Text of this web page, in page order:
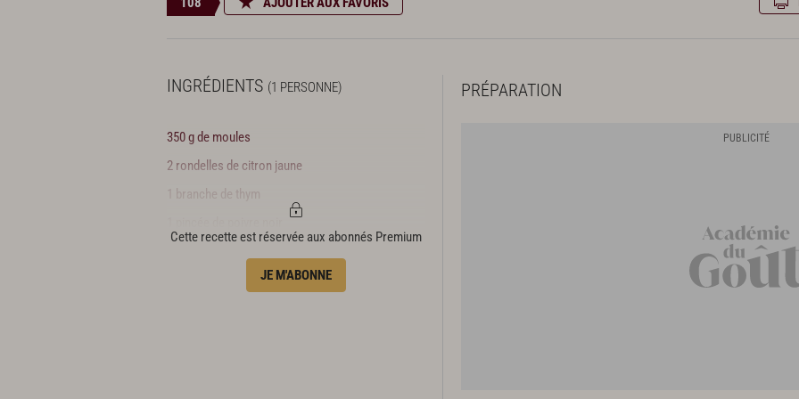
INGRÉDIENTS (1 PERSONNE)
350 g de moules
2 rondelles de citron jaune
1 branche de thym
Cette recette est réservée aux abonnés Premium
JE M'ABONNE
PRÉPARATION